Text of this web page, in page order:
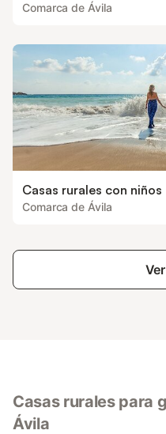
Comarca de Ávila
Casas rurales con niños
Comarca de Ávila
Casas rurales para
Ávila